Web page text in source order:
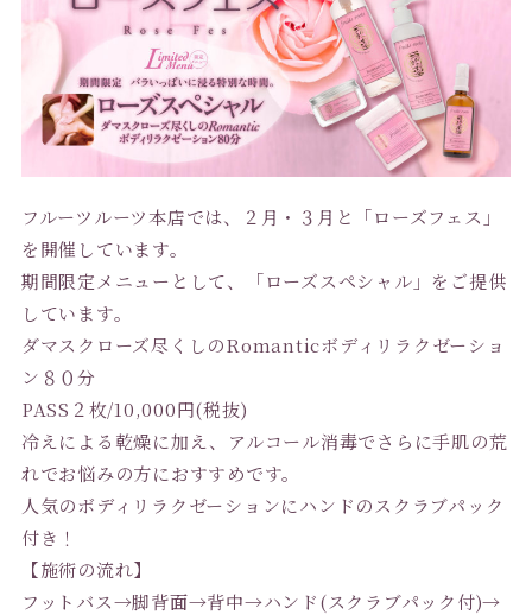
フルーツルーツ本店では、２月・３月と「ローズフェス」
を開催しています。
期間限定メニューとして、「ローズスペシャル」をご提供
しています。
ダマスクローズ尽くしのRomanticボディリラクゼーショ
ン ８０分
PASS２枚/10,000円(税抜)
冷えによる乾燥に加え、アルコール消毒でさらに手肌の荒
れでお悩みの方におすすめです。
人気のボディリラクゼーションにハンドのスク ラブパック
付き！
【施術の流れ】
フットバス→脚背面→背中→ハンド(スクラブパック付)→